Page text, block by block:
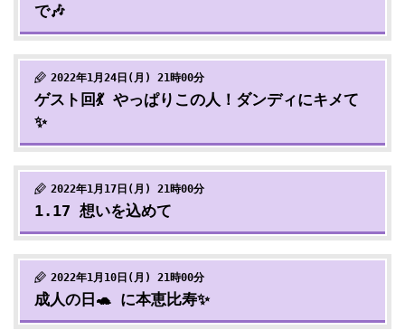
で🎶
2022年1月24日(月) 21時00分
ゲスト回💃 やっぱりこの人！ダンディにキメて
✨
2022年1月17日(月) 21時00分
1.17 想いを込めて
2022年1月10日(月) 21時00分
成人の日🐢 に本恵比寿✨